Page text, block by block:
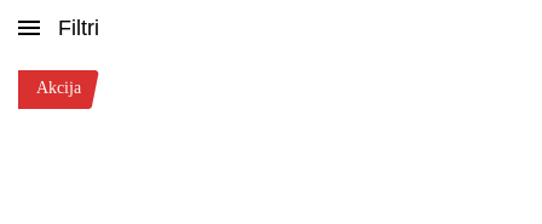
Filtri
Akcija